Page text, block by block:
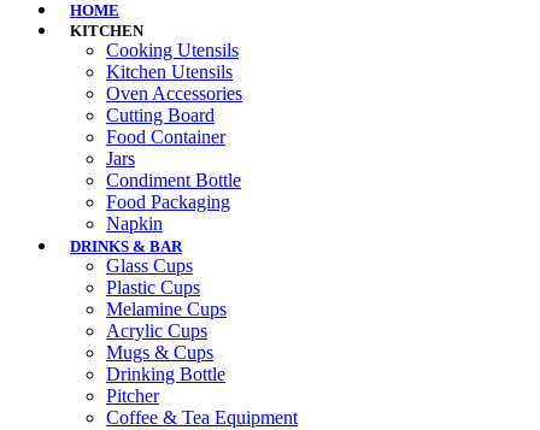
HOME
KITCHEN
Cooking Utensils
Kitchen Utensils
Oven Accessories
Cutting Board
Food Container
Jars
Condiment Bottle
Food Packaging
Napkin
DRINKS & BAR
Glass Cups
Plastic Cups
Melamine Cups
Acrylic Cups
Mugs & Cups
Drinking Bottle
Pitcher
Coffee & Tea Equipment